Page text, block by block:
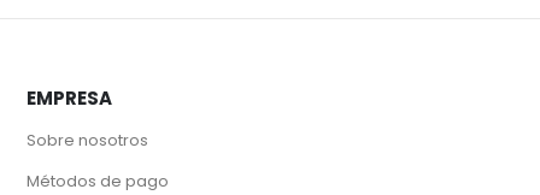
EMPRESA
Sobre nosotros
Métodos de pago